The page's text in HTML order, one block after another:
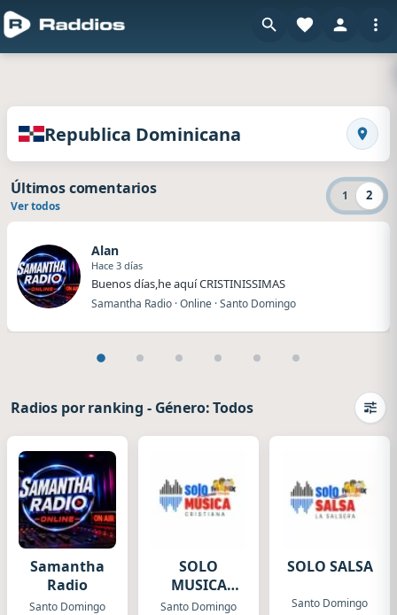
Radios de Republica Dominicanaen Raddios
Republica Dominicana
1 2
Últimos comentarios
Ver todos
Alan
Hace 3 días
Buenos días,he aquí CRISTINISSIMAS
Samantha Radio · Online · Santo Domingo
Radios por ranking - Género: Todos
Samantha
Radio
Santo Domingo
SOLO
MUSICA
CRISTIANA
Santo Domingo
SOLO SALSA
Santo Domingo